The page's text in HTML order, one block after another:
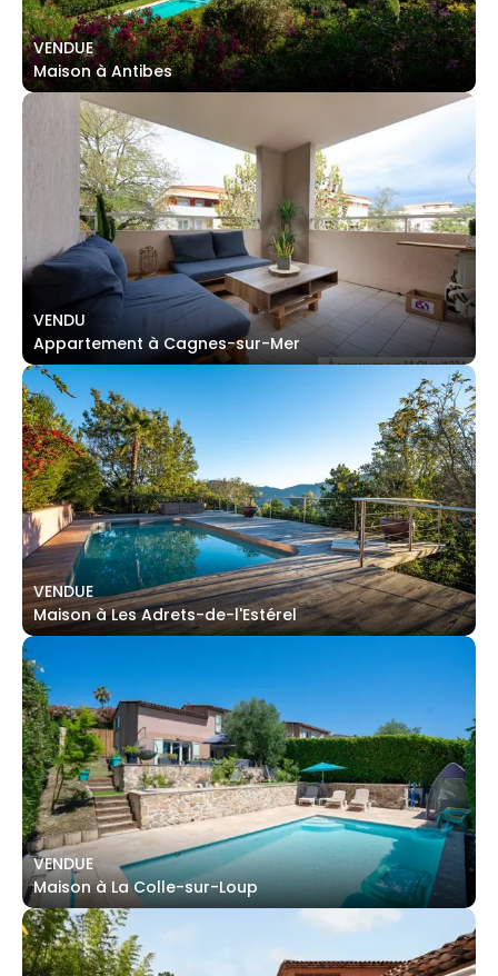
VENDUE
Maison à Antibes
VENDU
Appartement à Cagnes-sur-Mer
VENDUE
Maison à Les Adrets-de-l'Estérel
VENDUE
Maison à La Colle-sur-Loup